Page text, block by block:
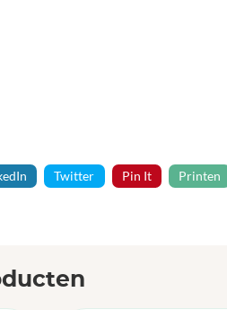
Twitter Pin It Printen